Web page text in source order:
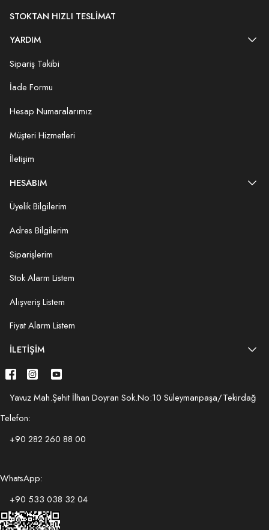
STOKTAN HIZLI TESLIMAT
YARDIM
Sipariş Takibi
İade Formu
Hesap Numaralarımız
Müşteri Hizmetleri
İletişim
HESABIM
Üyelik Bilgilerim
Adres Bilgilerim
Siparişlerim
Stok Alarm Listem
Alışveriş Listem
Fiyat Alarm Listem
İLETIŞIM
Yavuz Mah.Şehit İlhan Doyran Sok.No:10 Süleymanpaşa/Tekirdağ
Telefon:
+90 282 260 88 00
WhatsApp:
+90 533 038 32 04